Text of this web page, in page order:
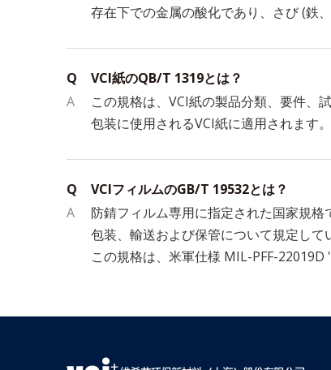
存在下での金属の酸化であり、さび (鉄
Q
VCI紙のQB/T 1319とは？
A
この規格は、VCI紙の製品分類、要件、
包装に使用されるVCI紙に適用されます。
Q
VCIフィルムのGB/T 19532とは？
A
防錆フィルム専用に指定された国家規
包装、輸送および保管について規定して
この規格は、米軍仕様 MIL-PFF-